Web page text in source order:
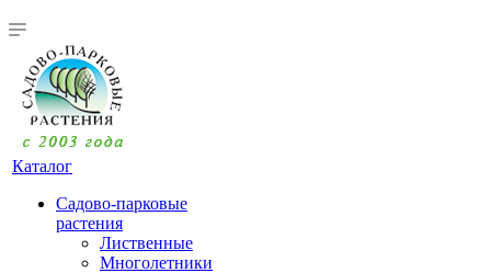
Каталог
Садово-парковые
растения
Лиственные
Многолетники